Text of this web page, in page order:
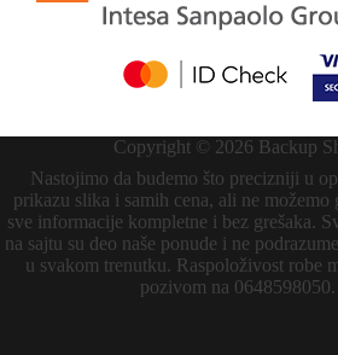
Copyright © 2026 Backup
Nastojimo da budemo što precizniji u
prikazu slika i samih cena, ali ne možemo
sve informacije kompletne i bez grešaka.
na sajtu su deo naše ponude i ne
u svakom trenutku. Raspoloživost robe
pozivom na 0648598050.